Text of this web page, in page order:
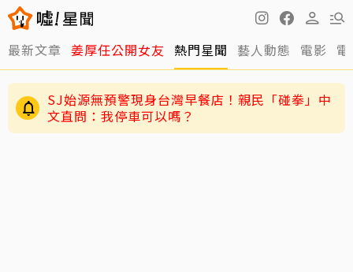
最新文章 姜厚任公開女友 熱門星聞 藝人動態 電影
SJ始源無預警現身台灣早餐店！親民「碰拳」中
文直問：我停車可以嗎？